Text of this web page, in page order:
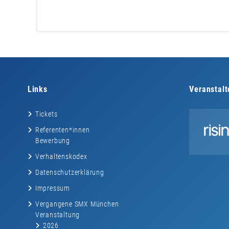
Links
Tickets
Referenten*innen
Bewerbung
Verhaltenskodex
Datenschutzerklärung
Impressum
Vergangene SMX München
Veranstaltung
2026